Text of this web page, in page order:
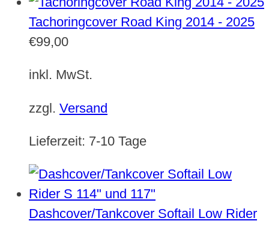
Tachoringcover Road King 2014 - 2025
€99,00
inkl. MwSt.
zzgl. Versand
Lieferzeit: 7-10 Tage
Dashcover/Tankcover Softail Low Rider